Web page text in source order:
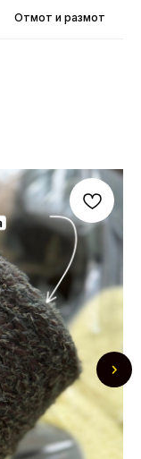
Отмот и размот